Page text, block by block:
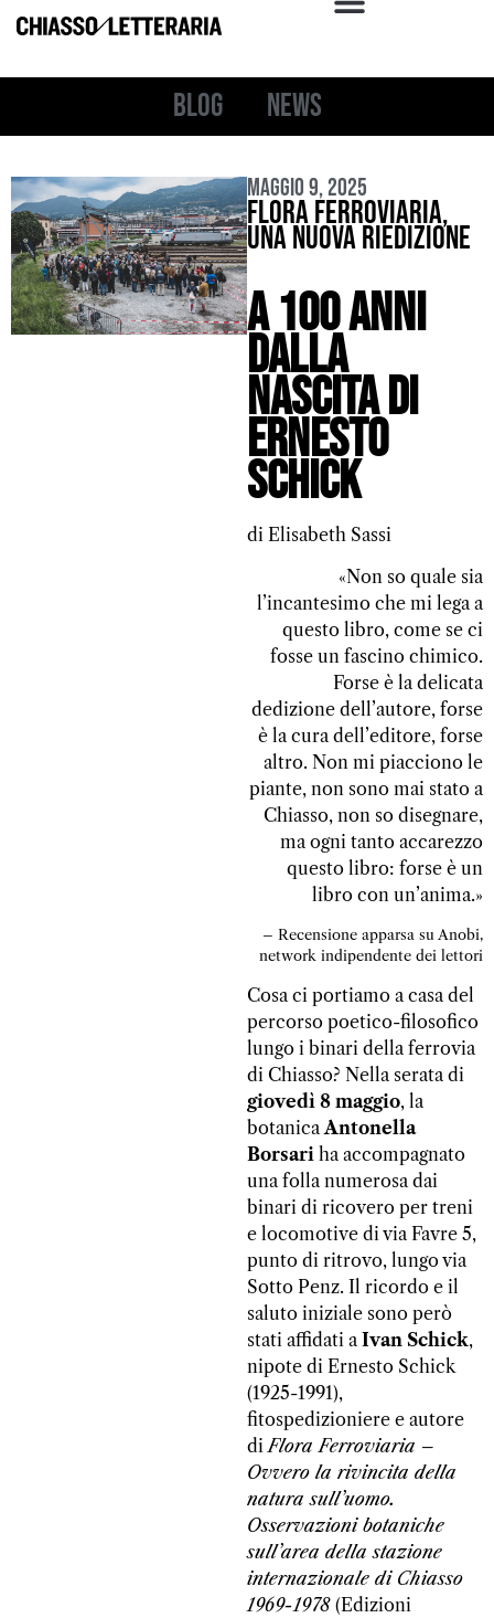
Blog News
Maggio 9, 2025
Flora ferroviaria,
una nuova riedizione
a 100 anni
dalla
nascita di
Ernesto
Schick
di Elisabeth Sassi
«Non so quale sia
l’incantesimo che mi lega a
questo libro, come se ci
fosse un fascino chimico.
Forse è la delicata
dedizione dell’autore, forse
è la cura dell’editore, forse
altro. Non mi piacciono le
piante, non sono mai stato a
Chiasso, non so disegnare,
ma ogni tanto accarezzo
questo libro: forse è un
libro con un’anima.»
– Recensione apparsa su Anobi,
network indipendente dei lettori
Cosa ci portiamo a casa del
percorso poetico-filosofico
lungo i binari della ferrovia
di Chiasso? Nella serata di
giovedì 8 maggio, la
botanicaAntonella
Borsari ha accompagnato
una folla numerosa dai
binari di ricovero per treni
e locomotive di via Favre 5,
punto di ritrovo, lungo via
Sotto Penz. Il ricordo e il
saluto iniziale sono però
stati affidati a Ivan Schick,
nipote di Ernesto Schick
(1925-1991),
fitospedizioniere e autore
diFlora Ferroviaria –
Ovvero la rivincita della
natura sull’uomo.
Osservazioni botaniche
sull’area della stazione
internazionale di Chiasso
1969-1978 (Edizioni